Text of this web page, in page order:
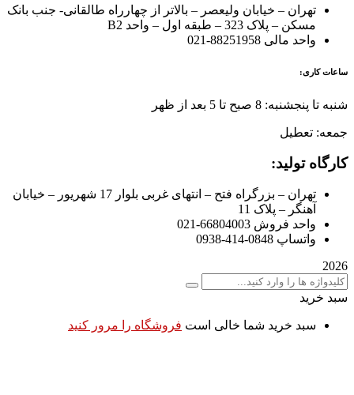
تهران – خیابان ولیعصر – بالاتر از چهارراه طالقانی- جنب بانک
مسکن – پلاک 323 – طبقه اول – واحد B2
واحد مالی 88251958-021
ساعات کاری:
شنبه تا پنجشنبه: 8 صبح تا 5 بعد از ظهر
جمعه: تعطیل
کارگاه تولید:
تهران – بزرگراه فتح – انتهای غربی بلوار 17 شهریور – خیابان
آهنگر – پلاک 11
واحد فروش 66804003-021
واتساپ 0848-414-0938
2026
سبد خرید
سبد خرید شما خالی است فروشگاه را مرور کنید